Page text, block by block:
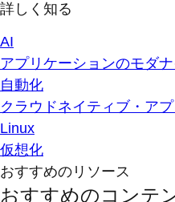
詳しく知る
AI
アプリケーションのモダ
自動化
クラウドネイティブ・ア
Linux
仮想化
おすすめのリソース
おすすめのコンテ